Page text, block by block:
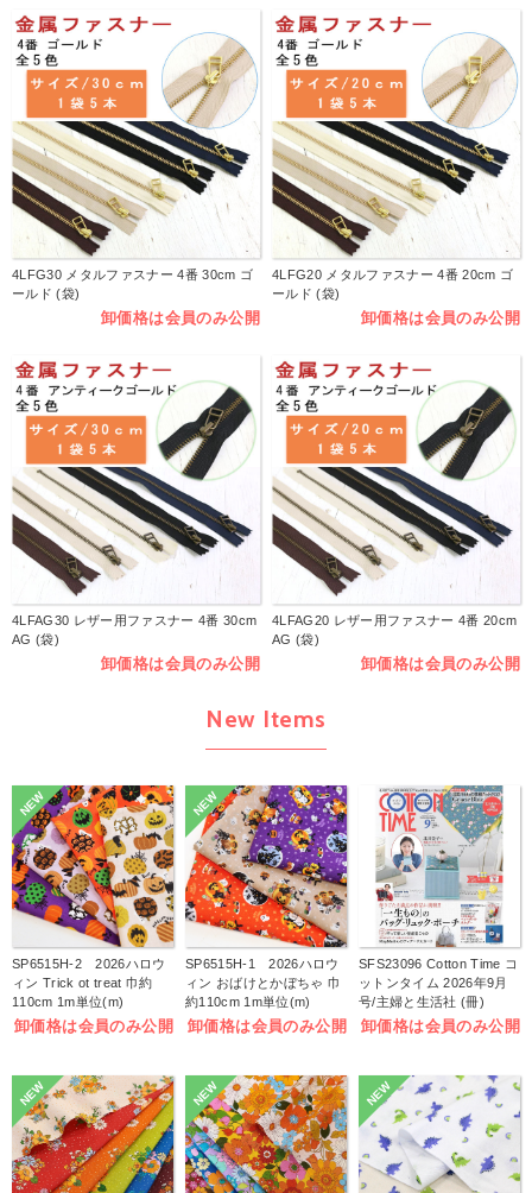
4LFG30 メタルファスナー 4番 30cm ゴ
ールド (袋)
卸価格は会員のみ公開
4LFG20 メタルファスナー 4番 20cm ゴ
ールド (袋)
卸価格は会員のみ公開
4LFAG30 レザー用ファスナー 4番 30cm
AG (袋)
卸価格は会員のみ公開
4LFAG20 レザー用ファスナー 4番 20cm
AG (袋)
卸価格は会員のみ公開
New Items
NEW
SP6515H-2 2026ハロウ
ィン Trick ot treat 巾約
110cm 1m単位(m)
卸価格は会員のみ公開
NEW
SP6515H-1 2026ハロウ
ィン おばけとかぼちゃ 巾
約110cm 1m単位(m)
卸価格は会員のみ公開
SFS23096 Cotton Time コ
ットンタイム 2026年9月
号/主婦と生活社 (冊)
卸価格は会員のみ公開
NEW NEW NEW